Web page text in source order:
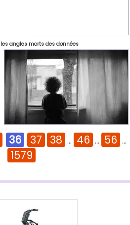
angles morts des données
36 37 38 ... 46 ... 56 ...
1579